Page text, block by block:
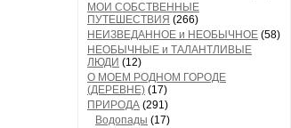
МОИ СОБСТВЕННЫЕ
ПУТЕШЕСТВИЯ (266)
НЕИЗВЕДАННОЕ и НЕОБЫЧНОЕ (58)
НЕОБЫЧНЫЕ и ТАЛАНТЛИВЫЕ
ЛЮДИ (12)
О МОЕМ РОДНОМ ГОРОДЕ
(ДЕРЕВНЕ) (17)
ПРИРОДА (291)
Водопады (17)